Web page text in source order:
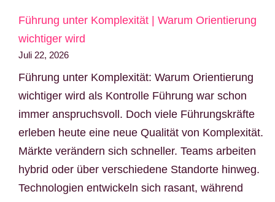
Führung unter Komplexität | Warum Orientierung
wichtiger wird
Juli 22, 2026
Führung unter Komplexität: Warum Orientierung
wichtiger wird als Kontrolle Führung war schon
immer anspruchsvoll. Doch viele Führungskräfte
erleben heute eine neue Qualität von Komplexität.
Märkte verändern sich schneller. Teams arbeiten
hybrid oder über verschiedene Standorte hinweg.
Technologien entwickeln sich rasant, während